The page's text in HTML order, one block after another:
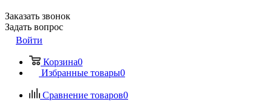
Заказать звонок
Задать вопрос
Войти
Корзина0
Избранные товары0
Сравнение товаров0